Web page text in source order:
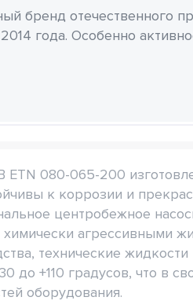
бренд отечественного
года. Особенно
ETN 080-065-200
к коррозии и
центробежное
агрессивными
технические жидкости
до +110 градусов, что в
оборудования.